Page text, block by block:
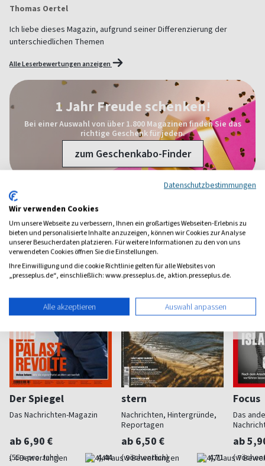
Thomas Oertel
Ich liebe dieses Magazin, aufgrund seiner Differenzierung der
unterschiedlichen Themen
Alle Leserbewertungen anzeigen
1 Jahr Freude schenken!
Bei einer Auswahl von über 1.800 Magazinen finden Sie das
richtige Geschenk für jeden.
zum Geschenkabo-Finder
Weitere Politik-Magazine
Der Spiegel
Das Nachrichten-Magazin
ab 6,90 €
(55 x pro Jahr) 4,44
stern
Nachrichten, Hintergründe,
Reportagen
ab 6,50 €
(wöchentlich) 4,71
Focus
Das
ab
Datenschutzbestimmungen
Wir verwenden Cookies
Um unsere Webseite zu verbessern, Ihnen ein großartiges Webseiten-Erlebnis zu
bieten und personalisierte Inhalte anzuzeigen, können wir Cookies zur Analyse
unserer Besucherdaten platzieren. Für weitere Informationen zu den von uns
verwendeten Cookies öffnen Sie die Einstellungen.
Ihre Einwilligung und die cookie Richtlinie gelten für alle Websites von
„presseplus.de“, einschließlich: www.presseplus.de, aktion.presseplus.de.
Alle akzeptieren Auswahl anpassen